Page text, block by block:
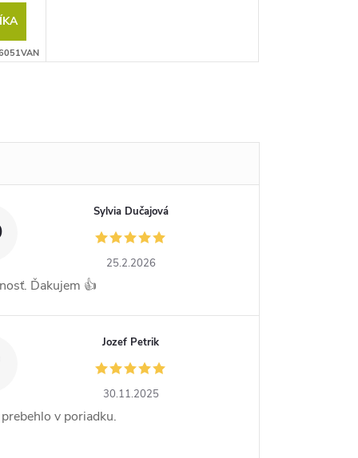
Sylvia Dučajová
25.2.2026
Ďakujem 👍
Jozef Petrik
30.11.2025
v poriadku.